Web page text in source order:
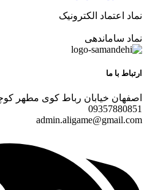
نماد اعتماد الکترونیک
نماد ساماندهی
ارتباط با ما
اصفهان خیابان رباط کوی مطهر
09357880851
admin.aligame@gmail.com